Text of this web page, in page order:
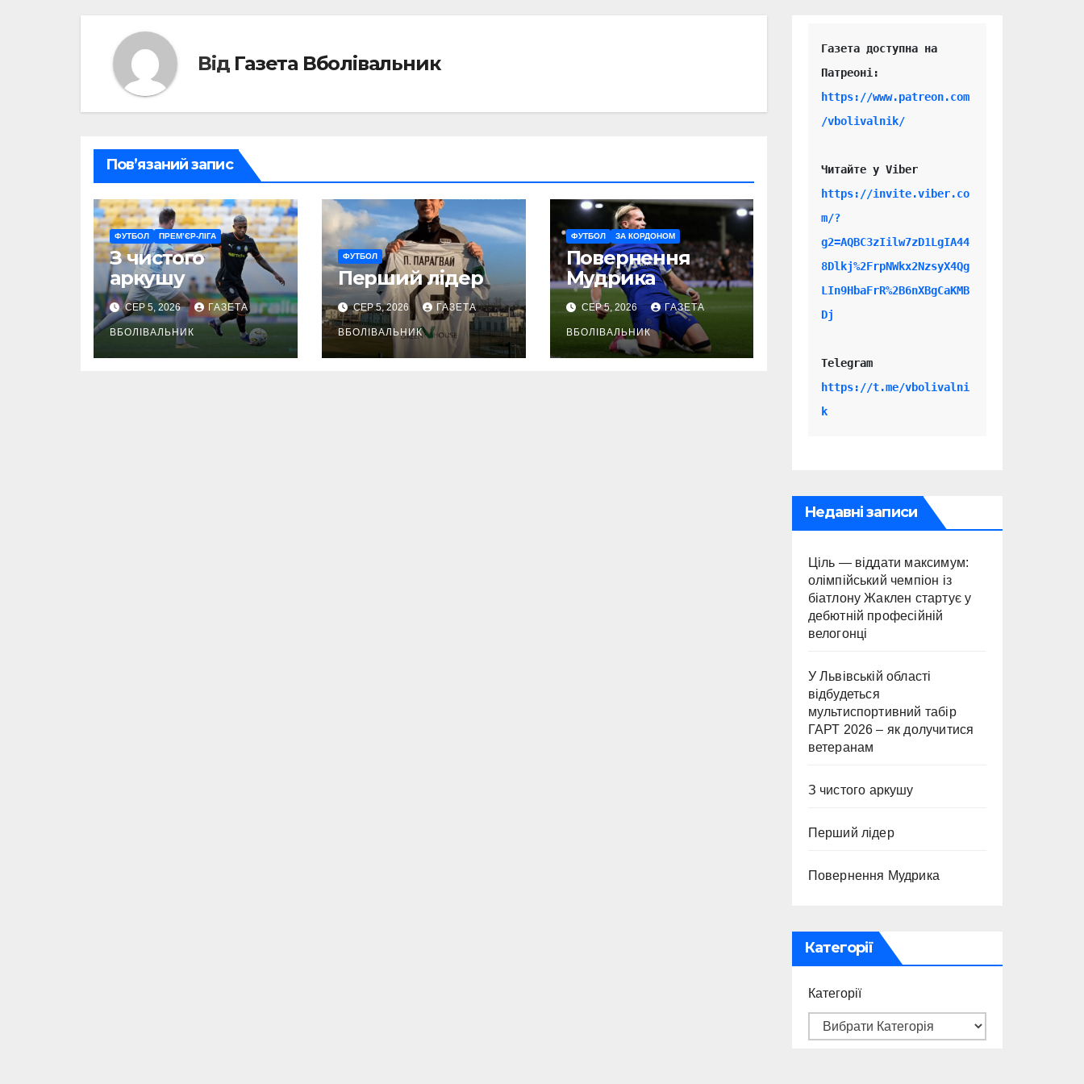
Від Газета Вболівальник
Пов’язаний запис
ФУТБОЛ ПРЕМ’ЄР-ЛІГА
З чистого
аркушу
СЕР 5, 2026 ГАЗЕТА
ВБОЛІВАЛЬНИК
ФУТБОЛ
Перший лідер
СЕР 5, 2026 ГАЗЕТА
ВБОЛІВАЛЬНИК
ФУТБОЛ ЗА КОРДОНОМ
Повернення
Мудрика
СЕР 5, 2026 ГАЗЕТА
ВБОЛІВАЛЬНИК
Газета доступна на
https://www.patreon.com
/vbolivalnik/
Читайте у Viber
https://invite.viber.co
m/?
g2=AQBC3zIilw7zD1LgIA44
8Dlkj%2FrpNWkx2NzsyX4Qg
LIn9HbaFrR%2B6nXBgCaKMB
Dj
Telegram
https://t.me/vbolivalni
k
Недавні записи
Ціль — віддати максимум:
олімпійський чемпіон із
біатлону Жаклен стартує у
дебютній професійній
велогонці
У Львівській області
відбудеться
мультиспортивний табір
ГАРТ 2026 – як долучитися
ветеранам
З чистого аркушу
Перший лідер
Повернення Мудрика
Категорії
Категорії